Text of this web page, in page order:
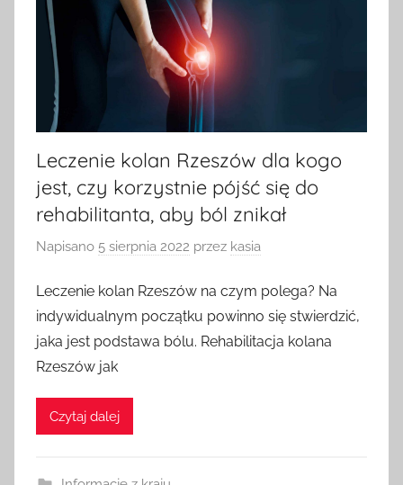
Leczenie kolan Rzeszów dla kogo
jest, czy korzystnie pójść się do
rehabilitanta, aby ból znikał
Napisano 5 sierpnia 2022 przez kasia
Leczenie kolan Rzeszów na czym polega? Na
indywidualnym początku powinno się stwierdzić,
jaka jest podstawa bólu. Rehabilitacja kolana
Rzeszów jak
Czytaj dalej